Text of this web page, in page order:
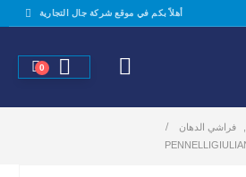
أهلاً بكم في موقع شركة جال التجارية
0
فراشي الدهان